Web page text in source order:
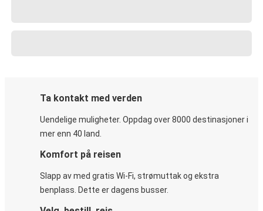
Ta kontakt med verden
Uendelige muligheter. Oppdag over 8000 destinasjoner i
mer enn 40 land.
Komfort på reisen
Slapp av med gratis Wi-Fi, strømuttak og ekstra
benplass. Dette er dagens busser.